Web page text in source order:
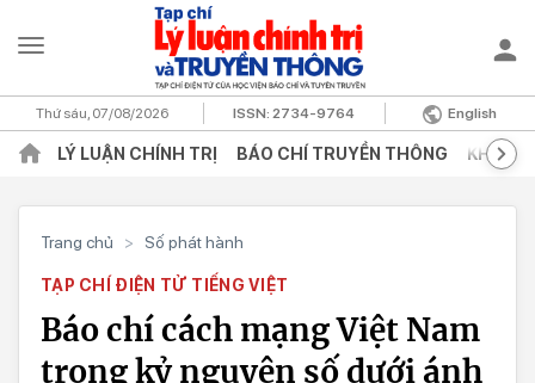
Thứ sáu, 07/08/2026 ISSN:2734-9764 English
LÝ LUẬN CHÍNH TRỊ BÁO CHÍ TRUYỀN THÔNG KHOA
Trang chủ > Số phát hành
TẠP CHÍ ĐIỆN TỬ TIẾNG VIỆT
Báo chí cách mạng Việt Nam
trong kỷ nguyên số dưới ánh